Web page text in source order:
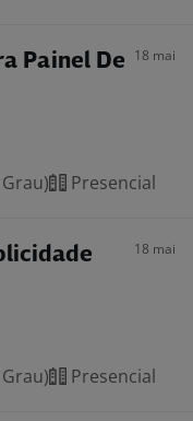
Painel De 18 mai
Presencial
18 mai
Presencial